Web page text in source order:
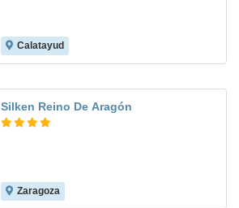
Calatayud
Silken Reino De Aragón
Zaragoza